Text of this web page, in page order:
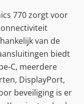
770 zorgt voor
van de
biedt
C, meerdere
DisplayPort,
beveiliging is er